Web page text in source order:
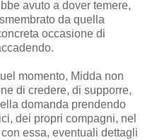
avuto a dover temere,
da quella
occasione di
momento, Midda non
di credere, di supporre,
domanda prendendo
dei propri compagni, nel
essa, eventuali dettagli